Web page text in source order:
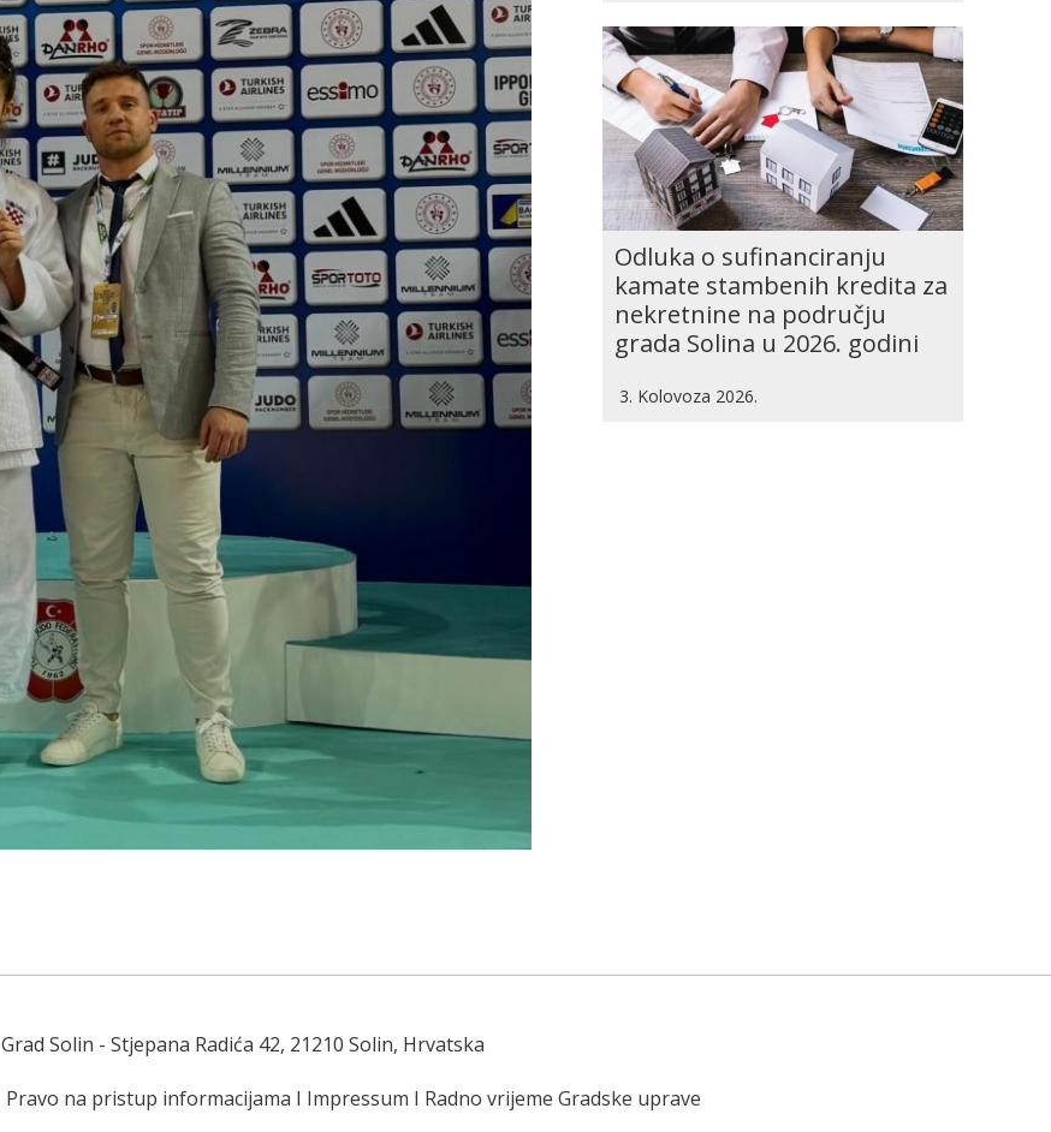
Odluka o sufinanciranju
kamate stambenih kredita za
nekretnine na području
grada Solina u 2026. godini
3. Kolovoza 2026.
Grad Solin - Stjepana Radića 42, 21210 Solin, Hrvatska
Pravo na pristup informacijama I Impressum I Radno vrijeme Gradske uprave